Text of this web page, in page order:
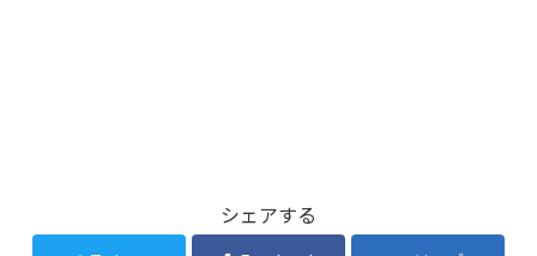
シェアする